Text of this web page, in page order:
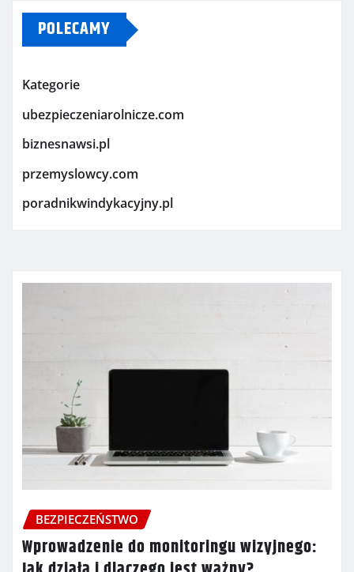
POLECAMY
Kategorie
ubezpieczeniarolnicze.com
biznesnawsi.pl
przemyslowcy.com
poradnikwindykacyjny.pl
BEZPIECZEŃSTWO
Wprowadzenie do monitoringu wizyjnego: